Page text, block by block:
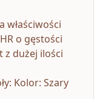
właściwości
o gęstości
z dużej ilości
Kolor: Szary